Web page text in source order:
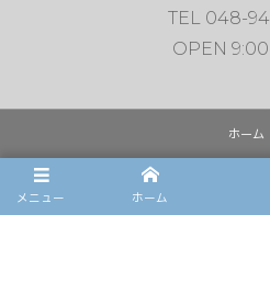
TEL 048-
OPEN
ホーム
デントリ
メニュー ホーム